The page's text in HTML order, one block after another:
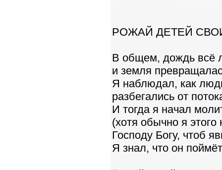
РОЖАЙ ДЕТЕЙ
В общем, дождь всё
и земля
Я наблюдал, как
разбегались от
И тогда я начал
(хотя обычно я
Господу Богу, чтоб
Я знал, что он